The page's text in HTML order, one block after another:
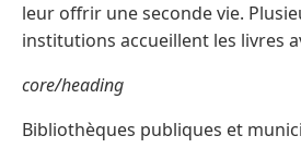
leur offrir une seconde vie.
institutions accueillent les livres
core/heading
Bibliothèques publiques et